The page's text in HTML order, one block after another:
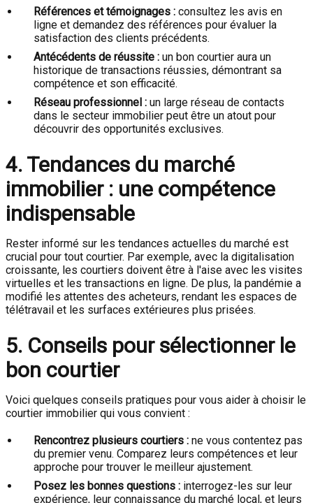
Références et témoignages : consultez les avis en
ligne et demandez des références pour évaluer la
satisfaction des clients précédents.
Antécédents de réussite : un bon courtier aura un
historique de transactions réussies, démontrant sa
compétence et son efficacité.
Réseau professionnel : un large réseau de contacts
dans le secteur immobilier peut être un atout pour
découvrir des opportunités exclusives.
4. Tendances du marché
immobilier : une compétence
indispensable
Rester informé sur les tendances actuelles du marché est
crucial pour tout courtier. Par exemple, avec la digitalisation
croissante, les courtiers doivent être à l'aise avec les visites
virtuelles et les transactions en ligne. De plus, la pandémie a
modifié les attentes des acheteurs, rendant les espaces de
télétravail et les surfaces extérieures plus prisées.
5. Conseils pour sélectionner le
bon courtier
Voici quelques conseils pratiques pour vous aider à choisir le
courtier immobilier qui vous convient :
Rencontrez plusieurs courtiers : ne vous contentez pas
du premier venu. Comparez leurs compétences et leur
approche pour trouver le meilleur ajustement.
Posez les bonnes questions : interrogez-les sur leur
expérience, leur connaissance du marché local, et leurs